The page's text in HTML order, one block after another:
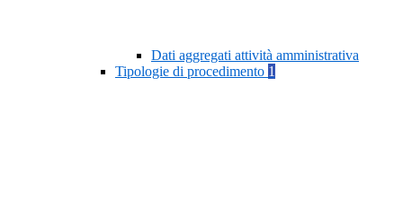
Dati aggregati attività amministrativa
Tipologie di procedimento 1